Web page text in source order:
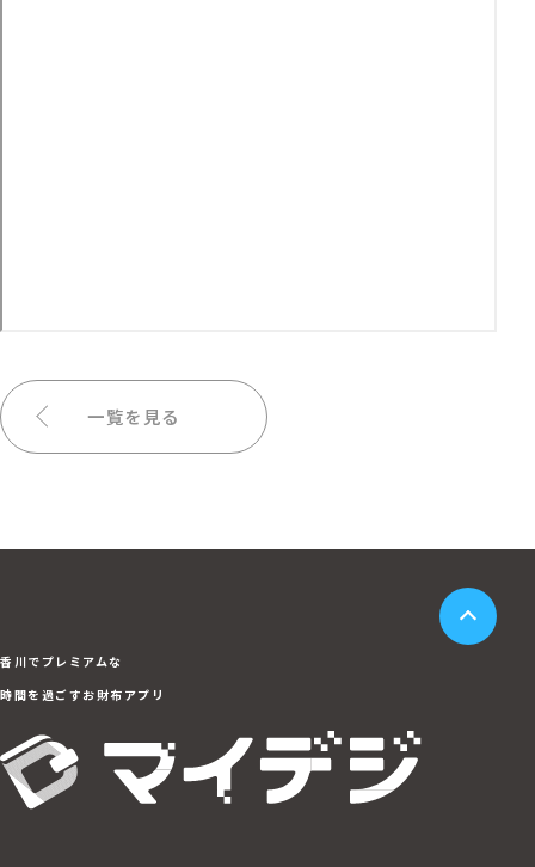
一覧を見る
香川でプレミアムな
時間を過ごすお財布アプリ